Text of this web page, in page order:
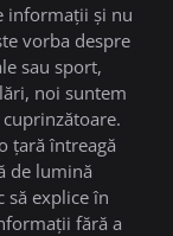
informații și nu
vorba despre
sau sport,
noi suntem
țară întreagă
de lumină
să explice în
fără a